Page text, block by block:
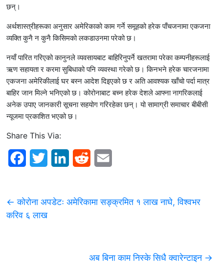
छन्।
अर्थशास्त्रीहरूका अनुसार अमेरिकाको काम गर्ने समूहको हरेक पाँचजनामा एकजना
व्यक्ति कुनै न कुनै किसिमको लकडाउनमा परेको छ।
नयाँ पारित गरिएको कानुनले व्यवसायबाट बाहिरिनुपर्ने खतरामा परेका कम्पनीहरूलाई
ऋण सहायता र करमा सुबिधाको पनि व्यवस्था गरेको छ। किनभने हरेक चारजनामा
एकजना अमेरिकीलाई घर बस्न आदेश दिइएको छ र अति आवश्यक खाँचो पर्दा मात्र
बाहिर जान मिल्ने भनिएको छ। कोरोनाबाट बच्न हरेक देशले आफ्ना नागरिकलाई
अनेक उपाए जानकारी सूचना सहयोग गरिरहेका छन्। यो सामाग्री समाचार बीबीसी
न्यूजमा प्रकाशित भएको छ।
Share This Via:
e
t
← काेराेना अपडेटः अमेरिकामा सङ्क्रमित १ लाख नाघे, विश्वभर
करिव ६ लाख
अब बिना काम निस्के सिधै क्वारेन्टाइन →